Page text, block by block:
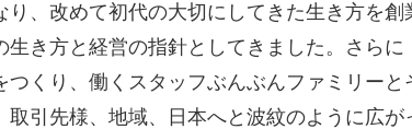
、改めて初代の大切にしてきた生き方を創
生き方と経営の指針としてきました。さら
つくり、働くスタッフぶんぶんファミリー
引先様、地域、日本へと波紋のように広が